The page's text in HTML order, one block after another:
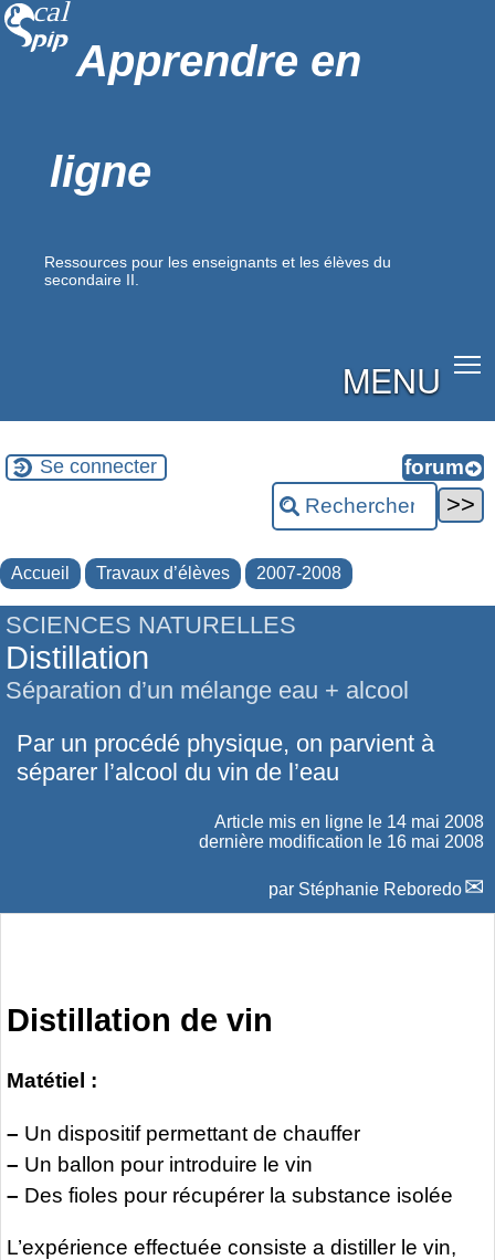
Apprendre en
ligne
Ressources pour les enseignants et les élèves du
secondaire II.
MENU
Se connecter
Accueil Travaux d’élèves 2007-2008
SCIENCES NATURELLES
Distillation
Séparation d’un mélange eau + alcool
Par un procédé physique, on parvient à
séparer l’alcool du vin de l’eau
Article mis en ligne le 14 mai 2008
dernière modification le 16 mai 2008
par Stéphanie Reboredo
Distillation de vin
Matétiel :
– Un dispositif permettant de chauffer
– Un ballon pour introduire le vin
– Des fioles pour récupérer la substance isolée
L’expérience effectuée consiste a distiller le vin,